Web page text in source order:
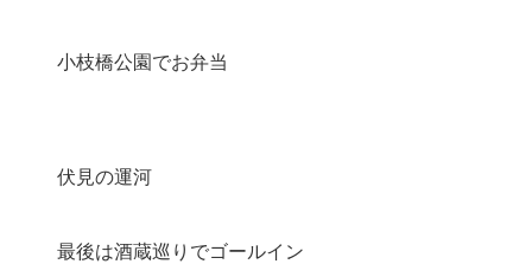
小枝橋公園でお弁当
伏見の運河
最後は酒蔵巡りでゴールイン